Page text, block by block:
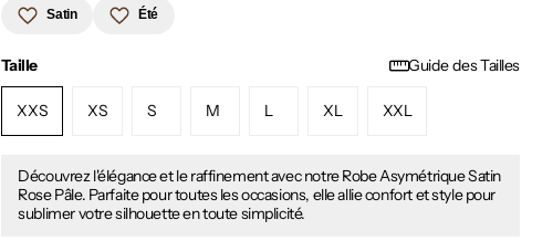
Satin Été
Taille Guide des Tailles
XXS XS S M L XL XXL
Découvrez l'élégance et le raffinement avec notre Robe Asymétrique Satin
Rose Pâle. Parfaite pour toutes les occasions, elle allie confort et style pour
sublimer votre silhouette en toute simplicité.